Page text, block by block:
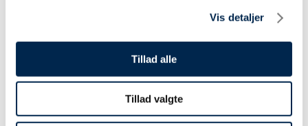
Vis detaljer
Tillad alle
Tillad valgte